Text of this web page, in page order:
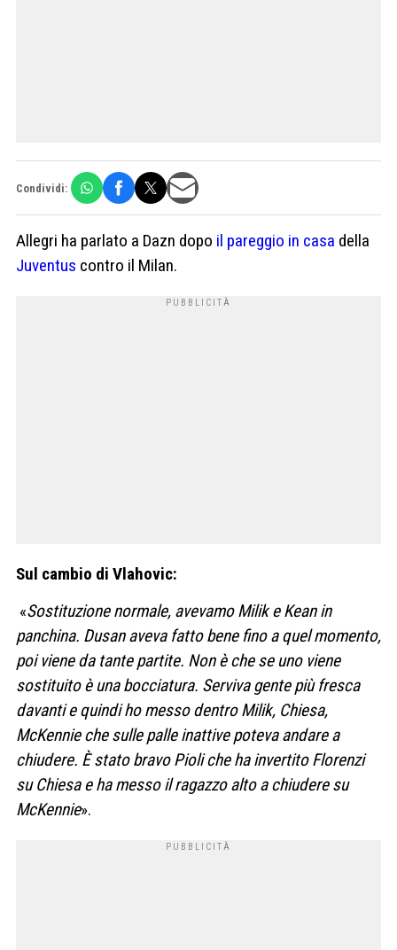
Condividi:
Allegri ha parlato a Dazn dopo il pareggio in casa della
Juventus contro il Milan.
Sul cambio di Vlahovic:
«Sostituzione normale, avevamo Milik e Kean in
panchina. Dusan aveva fatto bene fino a quel momento,
poi viene da tante partite. Non è che se uno viene
sostituito è una bocciatura. Serviva gente più fresca
davanti e quindi ho messo dentro Milik, Chiesa,
McKennie che sulle palle inattive poteva andare a
chiudere. È stato bravo Pioli che ha invertito Florenzi
su Chiesa e ha messo il ragazzo alto a chiudere su
McKennie».